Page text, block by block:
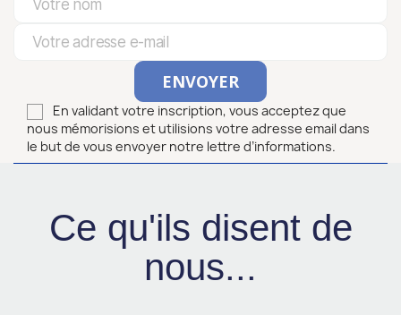
En validant votre inscription, vous acceptez que
nous mémorisions et utilisions votre adresse email dans
le but de vous envoyer notre lettre d’informations.
Ce qu'ils disent de
nous...